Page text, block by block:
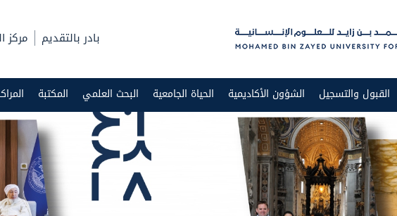
بادر بالتقديم مركز
القبول والتسجيل الشؤون الأكاديمية الحياة الجامعية البحث العلمي المكتبة